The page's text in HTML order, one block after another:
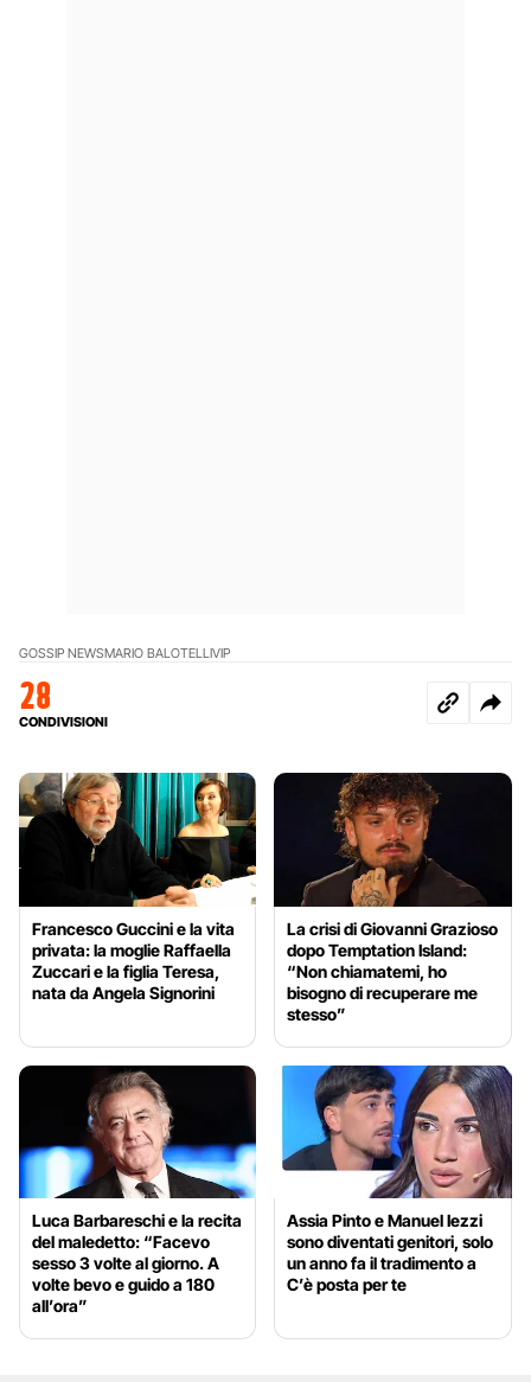
GOSSIP NEWSMARIO BALOTELLIVIP
28
CONDIVISIONI
Francesco Guccini e la vita
privata: la moglie Raffaella
Zuccari e la figlia Teresa,
nata da Angela Signorini
La crisi di Giovanni Grazioso
dopo Temptation Island:
“Non chiamatemi, ho
bisogno di recuperare me
stesso”
Luca Barbareschi e la recita
del maledetto: “Facevo
sesso 3 volte al giorno. A
volte bevo e guido a 180
all’ora”
Assia Pinto e Manuel Iezzi
sono diventati genitori, solo
un anno fa il tradimento a
C’è posta per te